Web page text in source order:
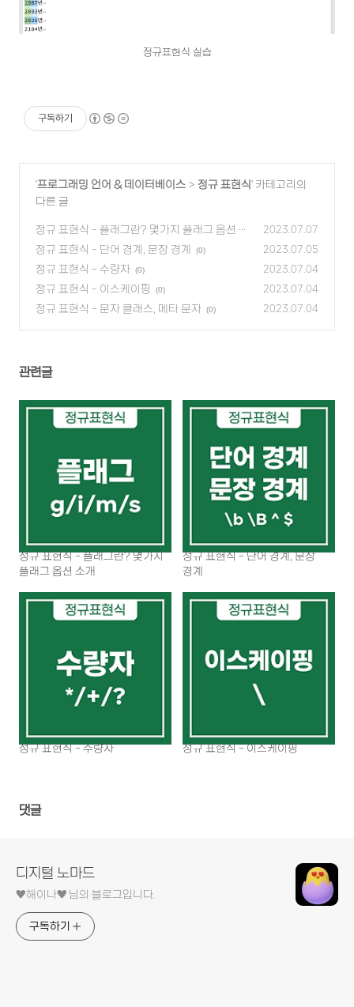
정규표현식 실습
구독하기
'프로그래밍 언어 & 데이터베이스 > 정규 표현식' 카테고리의
다른 글
정규 표현식 - 플래그란? 몇가지 플래그 옵션 소
개
(0)
2023.07.07
정규 표현식 - 단어 경계, 문장 경계 (0) 2023.07.05
정규 표현식 - 수량자 (0) 2023.07.04
정규 표현식 - 이스케이핑 (0) 2023.07.04
정규 표현식 - 문자 클래스, 메타 문자 (0) 2023.07.04
관련글
정규 표현식 - 플래그란? 몇가지
플래그 옵션 소개
정규 표현식 - 단어 경계, 문장
경계
정규 표현식 - 수량자 정규 표현식 - 이스케이핑
댓글
디지털 노마드
♥︎해이나♥︎ 님의 블로그입니다.
구독하기